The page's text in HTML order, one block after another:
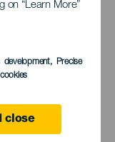
on “Learn More”
development, Precise
close